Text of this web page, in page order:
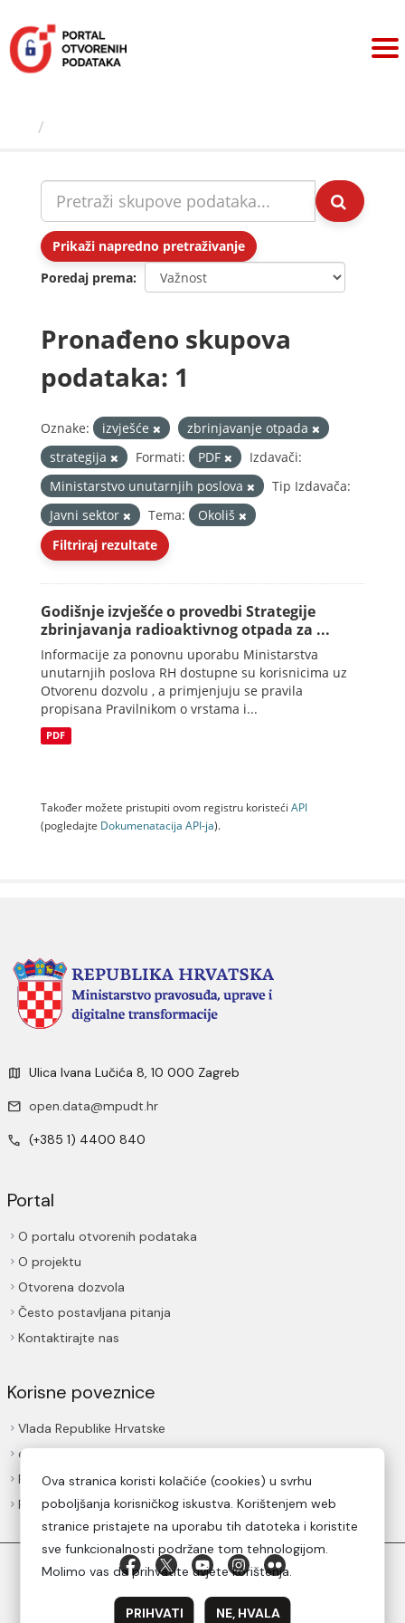
sadržaj
Prikaži napredno pretraživanje
Poredaj prema
Pronađeno skupova
podataka: 1
Oznake: izvješće
zbrinjavanje otpada
strategija
Formati: PDF
Izdavači:
Ministarstvo unutarnjih poslova
Tip Izdavača:
Javni sektor
Tema:
Okoliš
Filtriraj rezultate
Godišnje izvješće o provedbi Strategije
zbrinjavanja radioaktivnog otpada za ...
Informacije za ponovnu uporabu Ministarstva
unutarnjih poslova RH dostupne su korisnicima uz
Otvorenu dozvolu , a primjenjuju se pravila
propisana Pravilnikom o vrstama i...
PDF
Također možete pristupiti ovom registru koristeći API
(pogledajte Dokumenаtаcijа API-jа).